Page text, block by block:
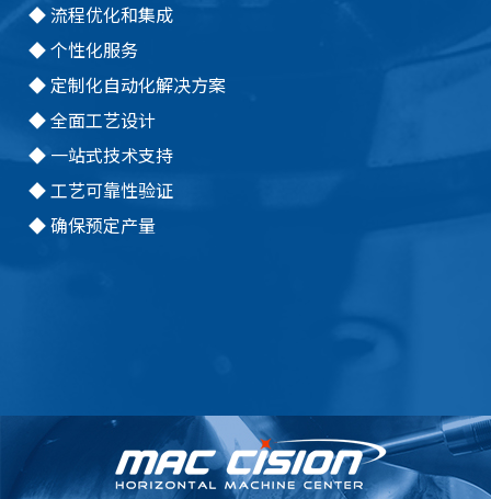
◆流程优化和集成
◆个性化服务
◆ 定制化自动化解决方案
◆全面工艺设计
◆ 一站式技术支持
◆工艺可靠性验证
◆确保预定产量